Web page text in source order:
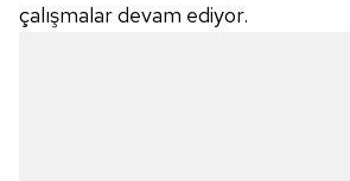
çalışmalar devam ediyor.